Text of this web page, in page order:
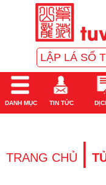
LẬP LÁ SỐ
DANH MỤC TIN TỨC
TRANG CHỦ |